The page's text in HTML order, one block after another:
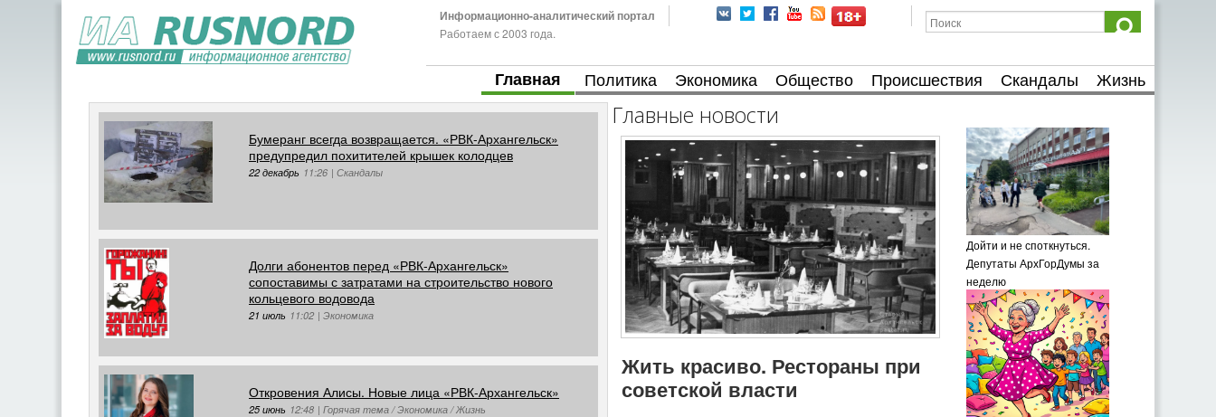
Информационно-аналитический портал
Работаем с 2003 года.
Главная Политика Экономика Общество Происшествия Скандалы Жизнь
Бумеранг всегда возвращается. «РВК-Архангельск»
предупредил похитителей крышек колодцев
22 декабрь 11:26 | Скандалы
Долги абонентов перед «РВК-Архангельск»
сопоставимы с затратами на строительство нового
кольцевого водовода
21 июль 11:02 | Экономика
Откровения Алисы. Новые лица «РВК-Архангельск»
25 июнь 12:48 | Горячая тема / Экономика / Жизнь
Главные новости
Жить красиво. Рестораны при
советской власти
Дойти и не споткнуться.
Депутаты АрхГорДумы за
неделю